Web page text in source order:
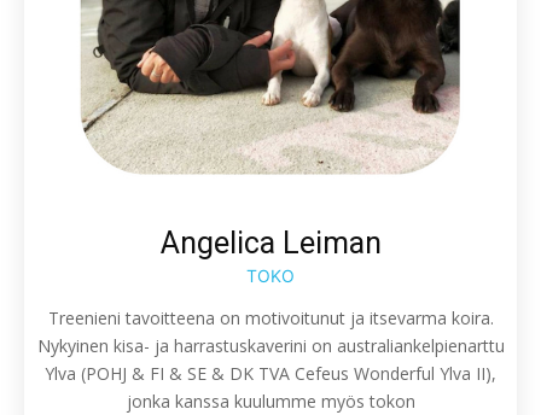
Angelica Leiman
TOKO
Treenieni tavoitteena on motivoitunut ja itsevarma koira.
Nykyinen kisa- ja harrastuskaverini on australiankelpienarttu
Ylva (POHJ & FI & SE & DK TVA Cefeus Wonderful Ylva II),
jonka kanssa kuulumme myös tokon